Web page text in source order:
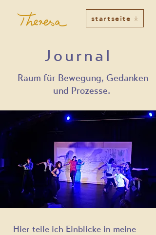
startseite
Journal
Raum für Bewegung, Gedanken
und Prozesse.
Hier teile ich Einblicke in meine